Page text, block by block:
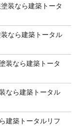
装なら建築トータ
なら建築トータル
装なら建築トータ
なら建築トータル
建築トータルリフ